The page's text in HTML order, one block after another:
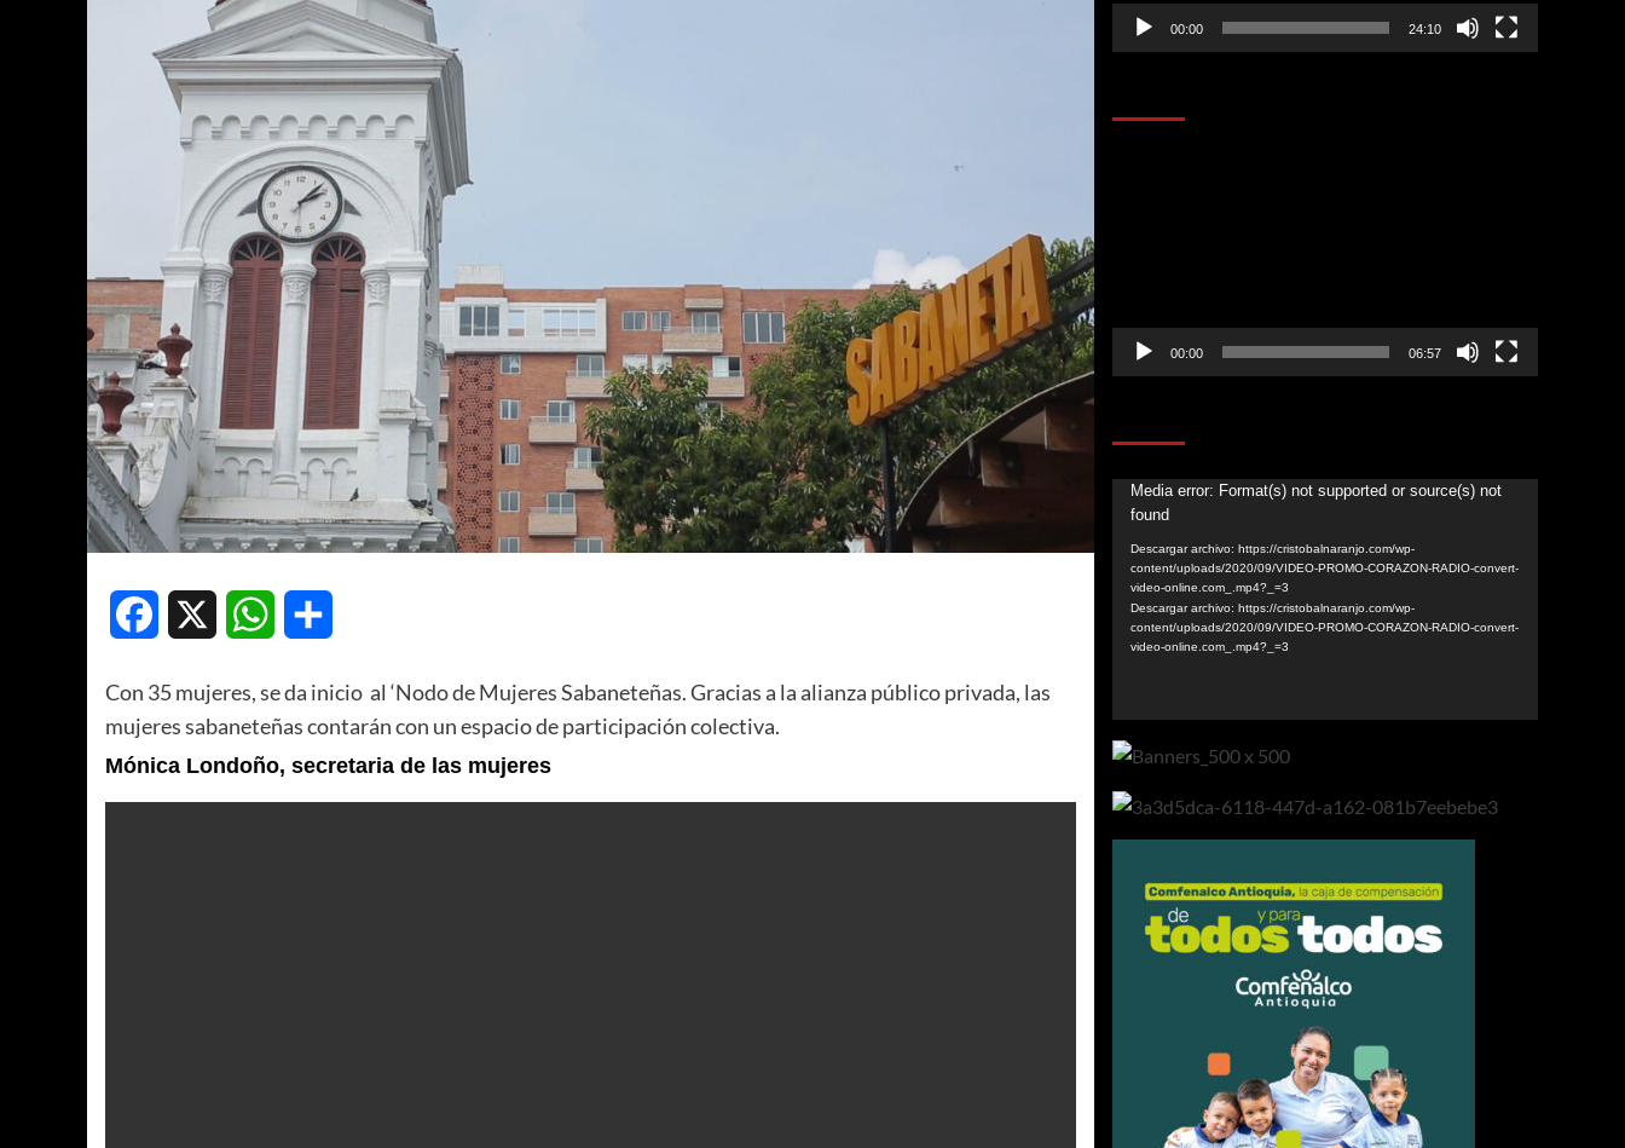
Facebook WhatsApp
Con 35 mujeres, se da inicio al ‘Nodo de Mujeres Sabaneteñas. Gracias a la alianza público privada, las
mujeres sabaneteñas contarán con un espacio de participación colectiva.
Mónica Londoño, secretaria de las mujeres
00:00 24:10
00:00 06:57
Reproductor
vídeo
Media error: Format(s) not supported or source(s) not
found
Descargar archivo: https://cristobalnaranjo.com/wp-
content/uploads/2020/09/VIDEO-PROMO-CORAZON-RADIO-convert-
video-online.com_.mp4?_=3
Descargar archivo: https://cristobalnaranjo.com/wp-
content/uploads/2020/09/VIDEO-PROMO-CORAZON-RADIO-convert-
video-online.com_.mp4?_=3